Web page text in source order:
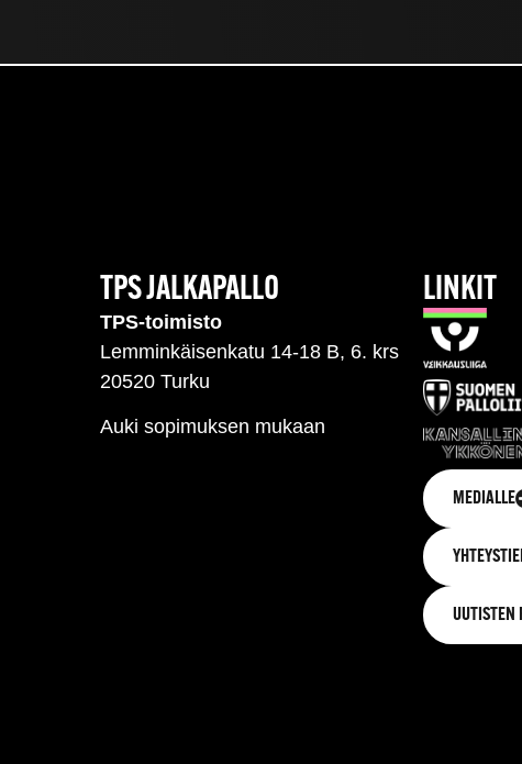
TPS JALKAPALLO
TPS-toimisto
Lemminkäisenkatu 14-18 B, 6. krs
20520 Turku
Auki sopimuksen mukaan
LINKIT
MEDIALLE
UUTISTEN